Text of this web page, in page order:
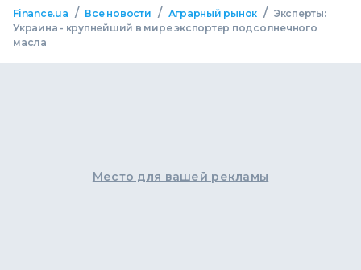
Finance.ua / Все новости / Аграрный рынок / Эксперты:
Украина - крупнейший в мире экспортер подсолнечного
масла
Место для вашей рекламы